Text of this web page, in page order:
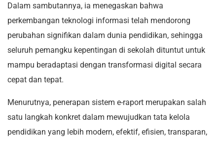
Dalam sambutannya, ia menegaskan bahwa
perkembangan teknologi informasi telah mendorong
perubahan signifikan dalam dunia pendidikan, sehingga
seluruh pemangku kepentingan di sekolah dituntut untuk
mampu beradaptasi dengan transformasi digital secara
cepat dan tepat.
Menurutnya, penerapan sistem e-raport merupakan salah
satu langkah konkret dalam mewujudkan tata kelola
pendidikan yang lebih modern, efektif, efisien, transparan,